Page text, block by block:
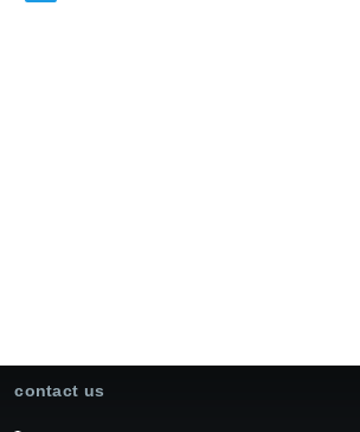
contact us